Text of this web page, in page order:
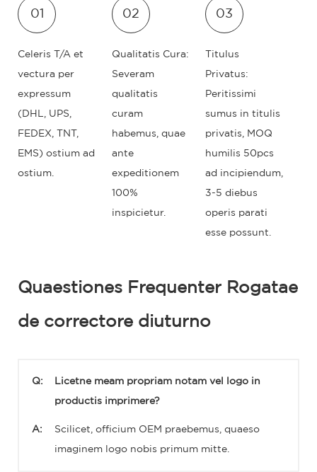
01
Celeris T/A et
vectura per
expressum
(DHL, UPS,
FEDEX, TNT,
EMS) ostium ad
ostium.
02
Qualitatis Cura:
Severam
qualitatis
curam
habemus, quae
ante
expeditionem
100%
inspicietur.
03
Titulus
Privatus:
Peritissimi
sumus in titulis
privatis, MOQ
humilis 50pcs
ad incipiendum,
3-5 diebus
operis parati
esse possunt.
Quaestiones Frequenter Rogatae
de correctore diuturno
Q: Licetne meam propriam notam vel logo in
productis imprimere?
A: Scilicet, officium OEM praebemus, quaeso
imaginem logo nobis primum mitte.